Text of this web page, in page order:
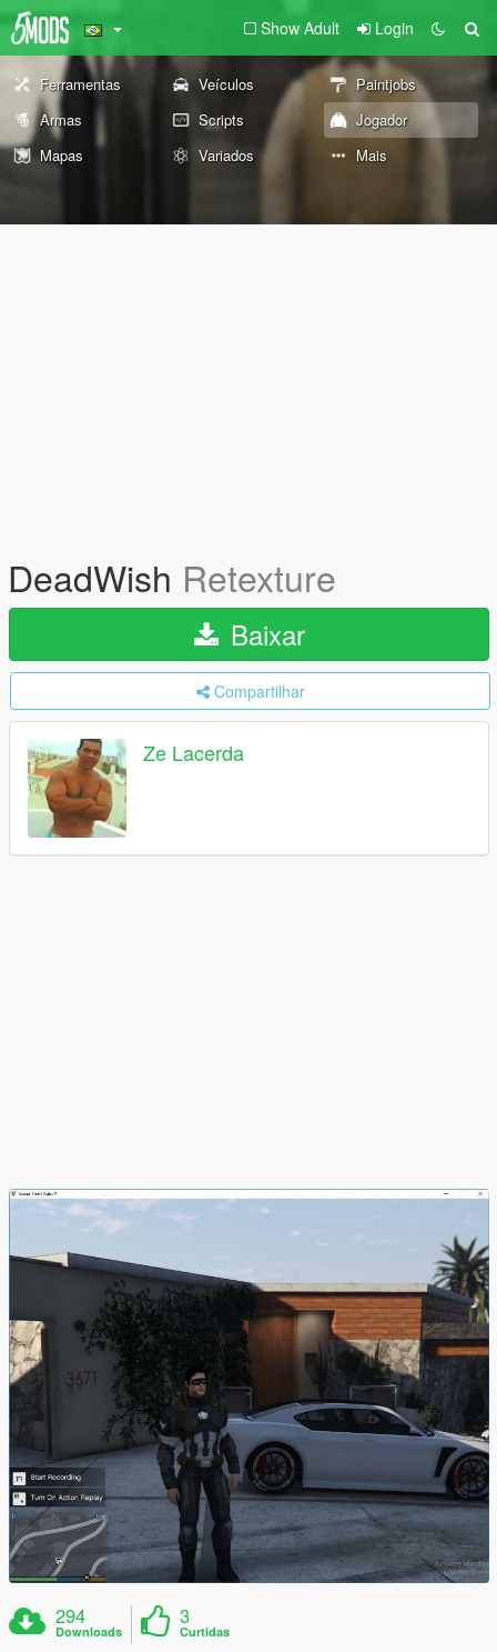
Show Adult Login
Ferramentas Veículos
Paintjobs
Armas
Scripts
Jogador
Mapas
Variados Mais
DeadWish Retexture
Baixar
Compartilhar
Ze Lacerda
294
Downloads
3
Curtidas